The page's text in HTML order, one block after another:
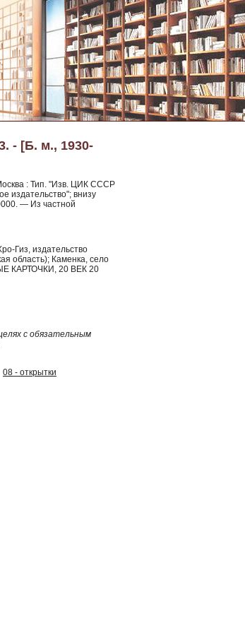
- [Б. м., 1930-
: Тип. "Изв. ЦИК СССР
издательство"; внизу
— Из частной
Гиз, издательство
область); Каменка, село
КАРТОЧКИ, 20 ВЕК 20
с обязательным
08 - открытки